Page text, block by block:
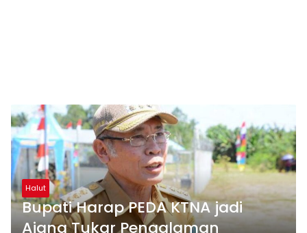
Halut
Bupati Harap PEDA KTNA jadi
Ajang Tukar Pengalaman